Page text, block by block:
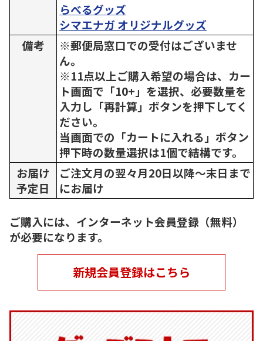
らべるグッズ
シマエナガ オリジナルグッズ
備考
※郵便局窓口での受付はございませ
ん。
※11点以上ご購入希望の場合は、カー
ト画面で「10+」を選択、必要数量を
入力し「再計算」ボタンを押下してく
ださい。
当画面での「カートに入れる」ボタン
押下時の数量選択は1個で結構です。
お届け
予定日
ご注文月の翌々月20日以降～末日まで
にお届け
ご購入には、インターネット会員登録（無料）
が必要になります。
新規会員登録はこちら